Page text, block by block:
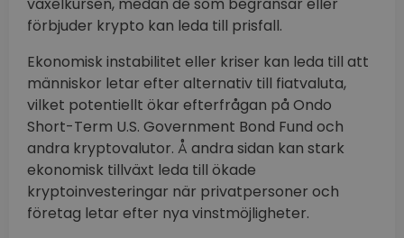
växelkursen, medan de som begränsar eller
förbjuder krypto kan leda till prisfall.
Ekonomisk instabilitet eller kriser kan leda till att
människor letar efter alternativ till fiatvaluta,
vilket potentiellt ökar efterfrågan på Ondo
Short-Term U.S. Government Bond Fund och
andra kryptovalutor. Å andra sidan kan stark
ekonomisk tillväxt leda till ökade
kryptoinvesteringar när privatpersoner och
företag letar efter nya vinstmöjligheter.